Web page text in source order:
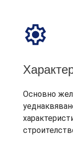
Основно